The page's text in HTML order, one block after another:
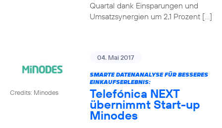
Quartal dank Einsparungen und
Umsatzsynergien um 2,1 Prozent […]
Credits: Minodes
04. Mai 2017
SMARTE DATENANALYSE FÜR BESSERES
EINKAUFSERLEBNIS:
Telefónica NEXT
übernimmt Start-up
Minodes